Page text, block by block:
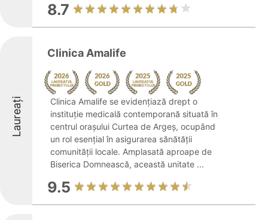
8.7
Laureați
Clinica Amalife
Clinica Amalife se evidențiază drept o
instituție medicală contemporană situată în
centrul orașului Curtea de Argeș, ocupând
un rol esențial în asigurarea sănătății
comunității locale. Amplasată aproape de
Biserica Domnească, această unitate ...
9.5